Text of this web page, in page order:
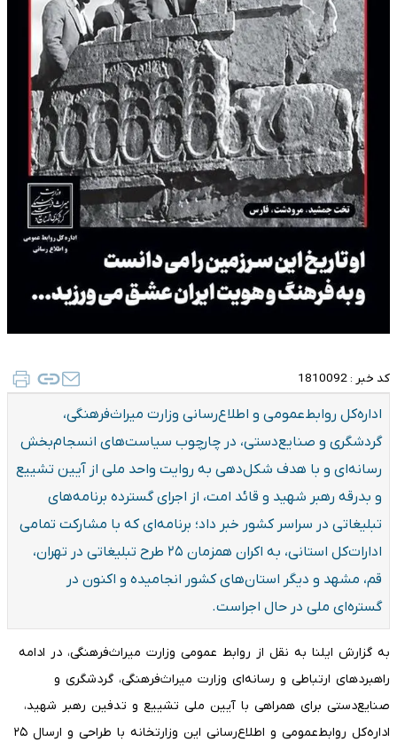
کد خبر : 1810092
اداره‌کل روابط‌عمومی و اطلاع‌رسانی وزارت میراث‌فرهنگی،
گردشگری و صنایع‌دستی، در چارچوب سیاست‌های انسجام‌بخش
رسانه‌ای و با هدف شکل‌دهی به روایت واحد ملی از آیین تشییع
و بدرقه رهبر شهید و قائد امت، از اجرای گسترده برنامه‌های
تبلیغاتی در سراسر کشور خبر داد؛ برنامه‌ای که با مشارکت تمامی
ادارات‌کل استانی، به اکران همزمان ۲۵ طرح تبلیغاتی در تهران،
قم، مشهد و دیگر استان‌های کشور انجامیده و اکنون در
گستره‌ای ملی در حال اجراست.
به گزارش ایلنا به نقل از روابط عمومی وزارت میراث‌فرهنگی، در ادامه
راهبردهای ارتباطی و رسانه‌ای وزارت میراث‌فرهنگی، گردشگری و
صنایع‌دستی برای همراهی با آیین ملی تشییع و تدفین رهبر شهید،
اداره‌کل روابط‌عمومی و اطلاع‌رسانی این وزارتخانه با طراحی و ارسال ۲۵